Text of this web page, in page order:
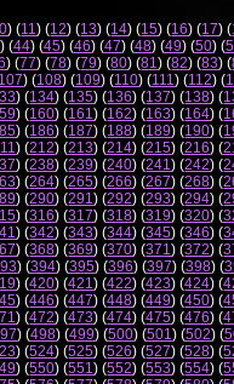
) (11) (12) (13) (14) (15) (16) (17) (
) (44) (45) (46) (47) (48) (49) (50) (
) (77) (78) (79) (80) (81) (82) (83) (
107) (108) (109) (110) (111) (112) (
) (134) (135) (136) (137) (138) (
) (160) (161) (162) (163) (164) (
) (186) (187) (188) (189) (190) (
) (212) (213) (214) (215) (216) (
) (238) (239) (240) (241) (242) (
) (264) (265) (266) (267) (268) (
) (290) (291) (292) (293) (294) (
) (316) (317) (318) (319) (320) (
) (342) (343) (344) (345) (346) (
) (368) (369) (370) (371) (372) (
) (394) (395) (396) (397) (398) (
) (420) (421) (422) (423) (424) (
) (446) (447) (448) (449) (450) (
) (472) (473) (474) (475) (476) (
) (498) (499) (500) (501) (502) (
) (524) (525) (526) (527) (528) (
) (550) (551) (552) (553) (554) (